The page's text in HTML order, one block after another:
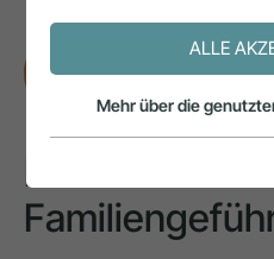
Dieses Hotel ist
ALLE
Mehr über die